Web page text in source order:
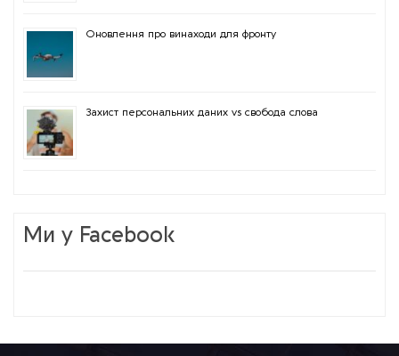
Оновлення про винаходи для фронту
Захист персональних даних vs свобода слова
Ми у Facebook